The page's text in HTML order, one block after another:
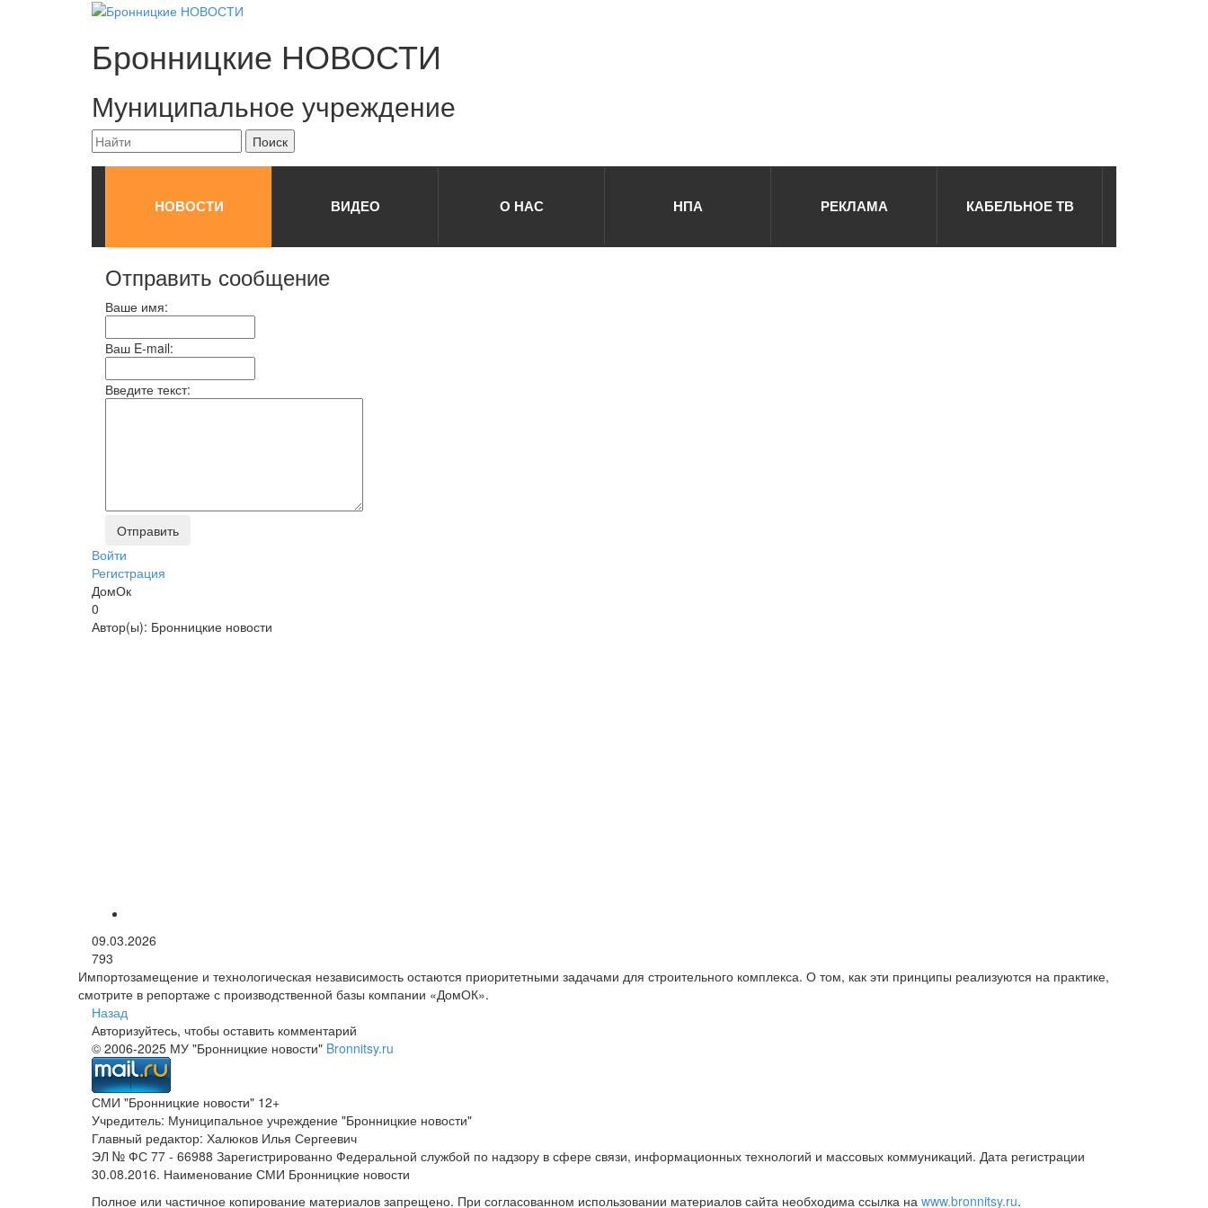
Бронницкие НОВОСТИ
Муниципальное учреждение
НОВОСТИ ВИДЕО О НАС НПА РЕКЛАМА КАБЕЛЬНОЕ ТВ
Отправить сообщение
Ваше имя:
Ваш E-mail:
Введите текст:
Войти
Регистрация
ДомОк
0
Автор(ы): Бронницкие новости
09.03.2026
793
Импортозамещение и технологическая независимость остаются приоритетными задачами для строительного комплекса. О том, как эти принципы реализуются на практике,
смотрите в репортаже с производственной базы компании «ДомОК».
Назад
Авторизуйтесь, чтобы оставить комментарий
© 2006-2025 МУ "Бронницкие новости" Bronnitsy.ru
СМИ "Бронницкие новости" 12+
Учредитель: Муниципальное учреждение "Бронницкие новости"
Главный редактор: Халюков Илья Сергеевич
ЭЛ № ФС 77 - 66988 Зарегистрированно Федеральной службой по надзору в сфере связи, информационных технологий и массовых коммуникаций. Дата регистрации
30.08.2016. Наименование СМИ Бронницкие новости
Полное или частичное копирование материалов запрещено. При согласованном использовании материалов сайта необходима ссылка на www.bronnitsy.ru.